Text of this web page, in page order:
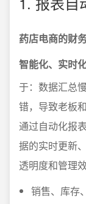
药店电商的财
智能化、实时
于：数据汇总
错，导致老板
通过自动化报
据的实时更新
透明度和管理效
销售、库存